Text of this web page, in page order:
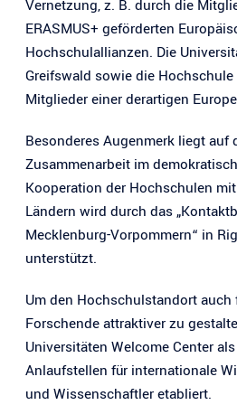
Vernetzung, z. B. durch die
ERASMUS+ geförderten
Hochschulallianzen. Die
Greifswald sowie die
Mitglieder einer derartigen
Besonderes Augenmerk liegt auf
Zusammenarbeit im
Kooperation der Hochschulen
Ländern wird durch das
Mecklenburg-Vorpommern“ in
unterstützt.
Um den Hochschulstandort
Forschende attraktiver zu
Universitäten Welcome Center
Anlaufstellen für internationale
und Wissenschaftler etabliert.